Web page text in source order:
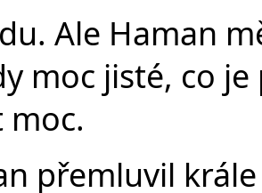
Ale Haman
moc jisté, co
moc.
přemluvil